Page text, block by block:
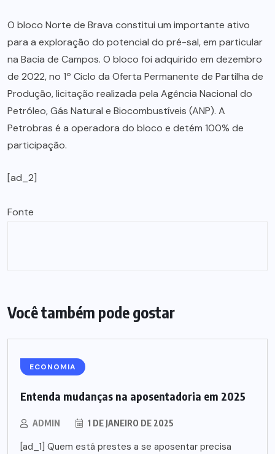
O bloco Norte de Brava constitui um importante ativo
para a exploração do potencial do pré-sal, em particular
na Bacia de Campos. O bloco foi adquirido em dezembro
de 2022, no 1º Ciclo da Oferta Permanente de Partilha de
Produção, licitação realizada pela Agência Nacional do
Petróleo, Gás Natural e Biocombustíveis (ANP). A
Petrobras é a operadora do bloco e detém 100% de
participação.
[ad_2]
Fonte
Você também pode gostar
ECONOMIA
Entenda mudanças na aposentadoria em 2025
ADMIN 1 DE JANEIRO DE 2025
[ad_1] Quem está prestes a se aposentar precisa